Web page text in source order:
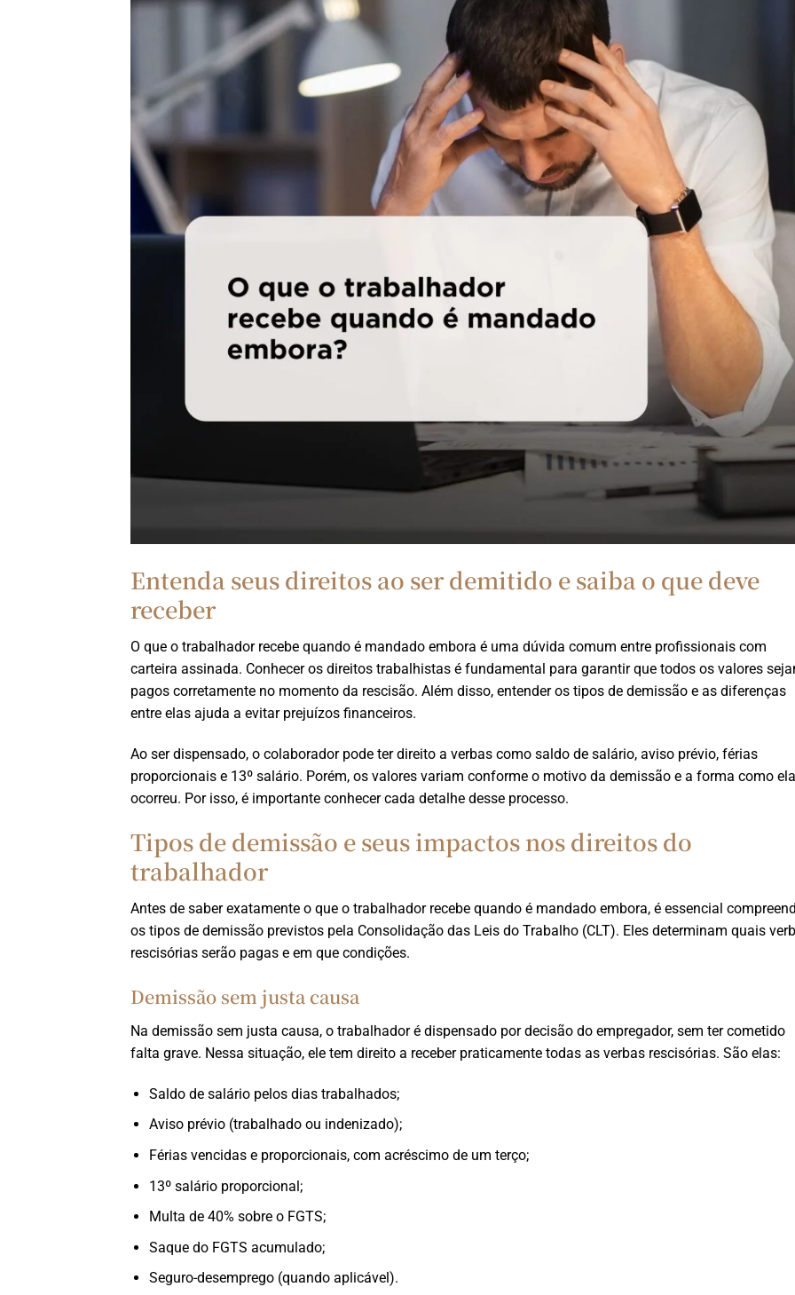
Entenda seus direitos ao ser demitido e saiba o que deve
receber
O que o trabalhador recebe quando é mandado embora é uma dúvida comum entre profissionais com
carteira assinada. Conhecer os direitos trabalhistas é fundamental para garantir que todos os valores
pagos corretamente no momento da rescisão. Além disso, entender os tipos de demissão e as diferenças
entre elas ajuda a evitar prejuízos financeiros.
Ao ser dispensado, o colaborador pode ter direito a verbas como saldo de salário, aviso prévio, férias
proporcionais e 13º salário. Porém, os valores variam conforme o motivo da demissão e a forma como ela
ocorreu. Por isso, é importante conhecer cada detalhe desse processo.
Tipos de demissão e seus impactos nos direitos do
trabalhador
Antes de saber exatamente o que o trabalhador recebe quando é mandado embora, é essencial
os tipos de demissão previstos pela Consolidação das Leis do Trabalho (CLT). Eles determinam quais
rescisórias serão pagas e em que condições.
Demissão sem justa causa
Na demissão sem justa causa, o trabalhador é dispensado por decisão do empregador, sem ter cometido
falta grave. Nessa situação, ele tem direito a receber praticamente todas as verbas rescisórias. São elas:
Saldo de salário pelos dias trabalhados;
Aviso prévio (trabalhado ou indenizado);
Férias vencidas e proporcionais, com acréscimo de um terço;
13º salário proporcional;
Multa de 40% sobre o FGTS;
Saque do FGTS acumulado;
Seguro-desemprego (quando aplicável).